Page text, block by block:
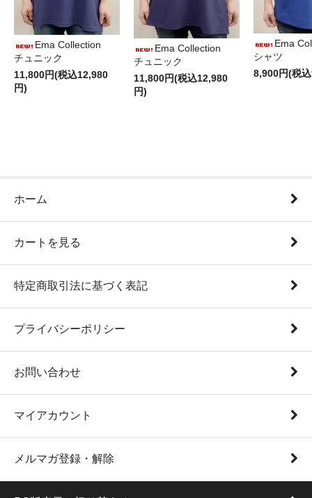
Ema Collection
チュニック
11,800円(税込12,980
円)
Ema Collection
チュニック
11,800円(税込12,980
円)
Ema
シャツ
8,900円(税
ホーム
カートを見る
特定商取引法に基づく表記
プライバシーポリシー
お問い合わせ
マイアカウント
メルマガ登録・解除